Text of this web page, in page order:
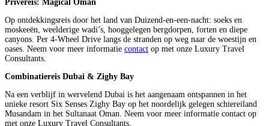
Privéreis: Magical Oman
Op ontdekkingsreis door het land van Duizend-en-een-nacht: soeks en
moskeeën, weelderige wadi’s, hooggelegen bergdorpen, forten en diepe
canyons. Per 4-Wheel Drive langs de stranden op weg naar de woestijn en
oases. Neem voor meer informatie contact op met onze Luxury Travel
Consultants.
Combinatiereis Dubai & Zighy Bay
Na een verblijf in wervelend Dubai is het aangenaam ontspannen in het
unieke resort Six Senses Zighy Bay op het noordelijk gelegen schiereiland
Musandam in het Sultanaat Oman. Neem voor meer informatie contact op
met onze Luxury Travel Consultants.